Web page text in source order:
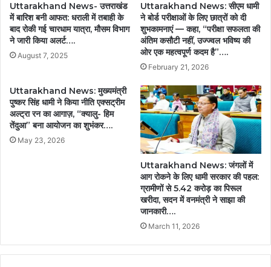
Uttarakhand News- उत्तराखंड
में बारिश बनी आफत: धराली में तबाही के
बाद रोकी गई चारधाम यात्रा, मौसम विभाग
ने जारी किया अलर्ट….
August 7, 2025
Uttarakhand News: सीएम धामी
ने बोर्ड परीक्षाओं के लिए छात्रों को दी
शुभकामनाएं — कहा, “परीक्षा सफलता की
अंतिम कसौटी नहीं, उज्ज्वल भविष्य की
ओर एक महत्वपूर्ण कदम है”….
February 21, 2026
Uttarakhand News: मुख्यमंत्री
पुष्कर सिंह धामी ने किया नीति एक्सट्रीम
अल्ट्रा रन का आगाज़, “क्यालु- हिम
तेंदुआ” बना आयोजन का शुभंकर….
May 23, 2026
Uttarakhand News: जंगलों में
आग रोकने के लिए धामी सरकार की पहल:
ग्रामीणों से 5.42 करोड़ का पिरूल
खरीदा, सदन में वनमंत्री ने साझा की
जानकारी….
March 11, 2026